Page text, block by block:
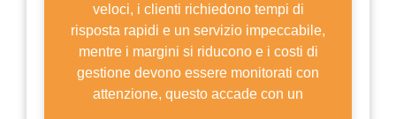
veloci, i clienti richiedono tempi di
risposta rapidi e un servizio impeccabile,
mentre i margini si riducono e i costi di
gestione devono essere monitorati con
attenzione, questo accade con un